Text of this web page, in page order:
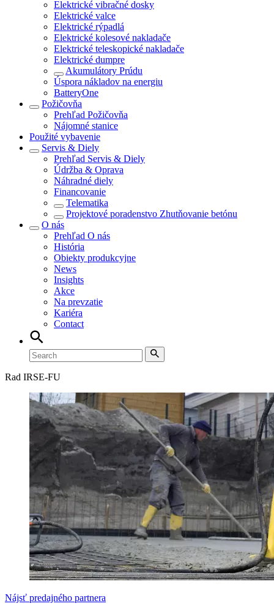
Elektrické vibračné dosky
Elektrické valce
Elektrické rýpadlá
Elektrické kolesové nakladače
Elektrické teleskopické nakladače
Elektrické dumpre
Akumulátory Prúdu
Úspora nákladov na energiu
BatteryOne
Požičovňa
Prehľad Požičovňa
Nájomné stanice
Použité vybavenie
Servis & Diely
Prehľad Servis & Diely
Údržba & Oprava
Náhradné diely
Financovanie
Telematika
Projektové poradenstvo Zhutňovanie betónu
O nás
Prehľad O nás
História
Obiekty produkcyjne
News
Insights
Akce
Na prevzatie
Kariéra
Contact
Rad IRSE-FU
Nájsť predajného partnera